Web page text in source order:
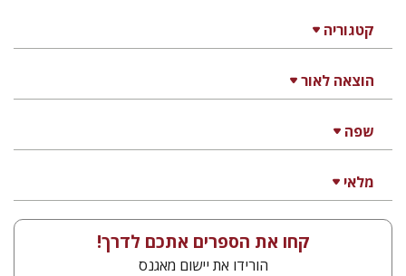
קטגוריה
הוצאה לאור
שפה
מלאי
קחו את הספרים אתכם לדרך!
הורידו את יישום מאגנס